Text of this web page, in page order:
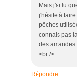
Mais j'ai lu
j'hésite à
pêches
connais pas
des amandes
<br />
Répondre